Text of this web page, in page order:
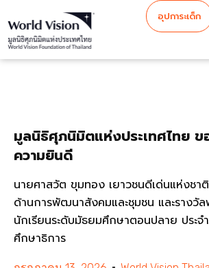
อุปการะเด็ก
มูลนิธิศุภนิมิตแห่งประเทศไทย
ความยินดี
นายศาสวัต ขุมทอง เยาวชนดีเด่นแห่งชา
ด้านการพัฒนาสังคมและชุมชน และรางวัล
นักเรียนระดับมัธยมศึกษาตอนปลาย ประจ
ศึกษาธิการ